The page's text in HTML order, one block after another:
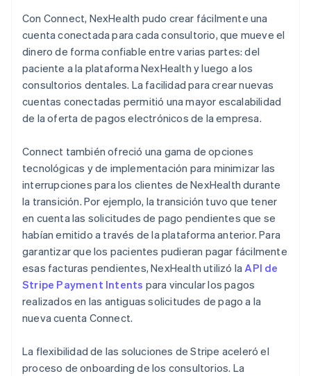
Con Connect, NexHealth pudo crear fácilmente una
cuenta conectada para cada consultorio, que mueve el
dinero de forma confiable entre varias partes: del
paciente a la plataforma NexHealth y luego a los
consultorios dentales. La facilidad para crear nuevas
cuentas conectadas permitió una mayor escalabilidad
de la oferta de pagos electrónicos de la empresa.
Connect también ofreció una gama de opciones
tecnológicas y de implementación para minimizar las
interrupciones para los clientes de NexHealth durante
la transición. Por ejemplo, la transición tuvo que tener
en cuenta las solicitudes de pago pendientes que se
habían emitido a través de la plataforma anterior. Para
garantizar que los pacientes pudieran pagar fácilmente
esas facturas pendientes, NexHealth utilizó la API de
Stripe Payment Intents para vincular los pagos
realizados en las antiguas solicitudes de pago a la
nueva cuenta Connect.
La flexibilidad de las soluciones de Stripe aceleró el
proceso de onboarding de los consultorios. La